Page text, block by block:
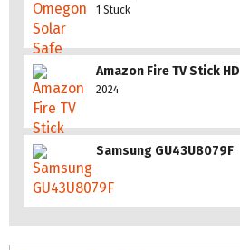
1 Stück
Amazon Fire TV Stick HD
2024
Samsung GU43U8079F